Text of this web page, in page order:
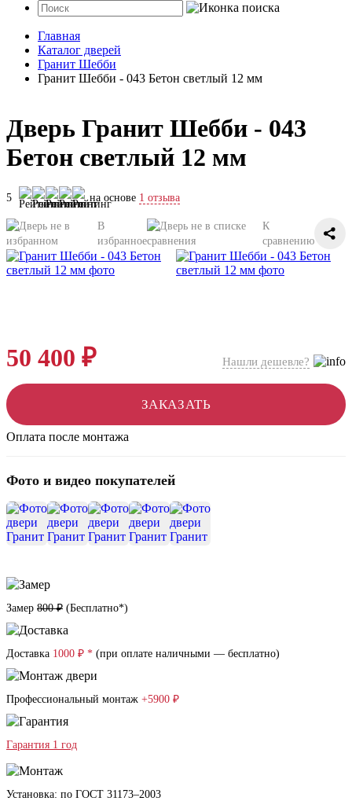
Главная
Каталог дверей
Гранит Шебби
Гранит Шебби - 043 Бетон светлый 12 мм
Дверь Гранит Шебби - 043
Бетон светлый 12 мм
5 на основе 1 отзыва
В
избранное
К
сравнению
50 400 ₽ Нашли дешевле?
ЗАКАЗАТЬ
Оплата после монтажа
Фото и видео покупателей
Замер 800 ₽ (Бесплатно*)
Доставка 1000 ₽ * (при оплате наличными — бесплатно)
Профессиональный монтаж +5900 ₽
Гарантия 1 год
Установка: по ГОСТ 31173–2003